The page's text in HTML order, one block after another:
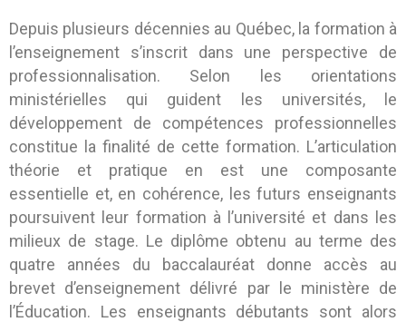
Depuis plusieurs décennies au Québec, la formation à
l’enseignement s’inscrit dans une perspective de
professionnalisation. Selon les orientations
ministérielles qui guident les universités, le
développement de compétences professionnelles
constitue la finalité de cette formation. L’articulation
théorie et pratique en est une composante
essentielle et, en cohérence, les futurs enseignants
poursuivent leur formation à l’université et dans les
milieux de stage. Le diplôme obtenu au terme des
quatre années du baccalauréat donne accès au
brevet d’enseignement délivré par le ministère de
l’Éducation. Les enseignants débutants sont alors